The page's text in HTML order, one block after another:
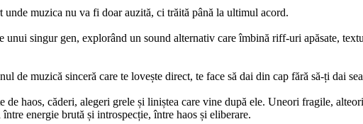
muzica nu va fi doar auzită, ci trăită până la ultimul acord.
singur gen, explorând un sound alternativ care îmbină riff-uri apăsate,
de muzică sinceră care te lovește direct, te face să dai din cap fără să-ți dai
de haos, căderi, alegeri grele și liniștea care vine după ele. Uneori fragile,
energie brută și introspecție, între haos și eliberare.